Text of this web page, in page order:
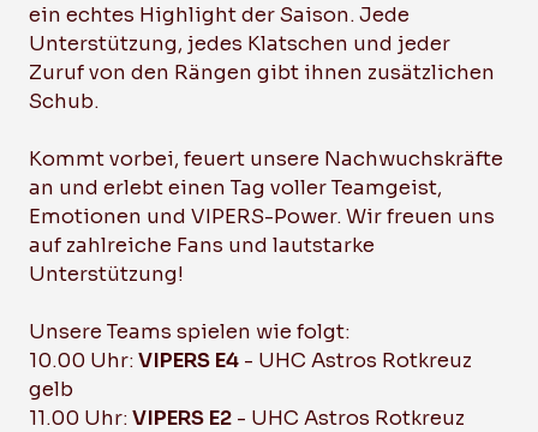
ein echtes Highlight der Saison. Jede
Unterstützung, jedes Klatschen und jeder
Zuruf von den Rängen gibt ihnen zusätzlichen
Schub.
Kommt vorbei, feuert unsere Nachwuchskräfte
an und erlebt einen Tag voller Teamgeist,
Emotionen und VIPERS-Power. Wir freuen uns
auf zahlreiche Fans und lautstarke
Unterstützung!
Unsere Teams spielen wie folgt:
10.00 Uhr:VIPERS E4 - UHC Astros Rotkreuz
gelb
11.00 Uhr:VIPERS E2 - UHC Astros Rotkreuz